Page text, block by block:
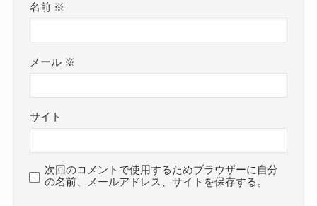
名前 ※
メール ※
サイト
次回のコメントで使用するためブラウザーに自分
の名前、メールアドレス、サイトを保存する。